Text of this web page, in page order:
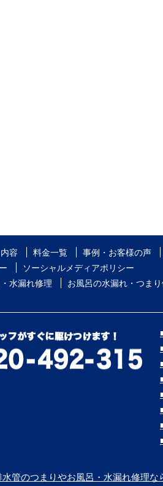
容 料金一覧 事例・お客様の声
ソーシャルメディアポリシー
水漏れ修理 お風呂の水漏れ・つま
管のつまりやお風呂・水漏れ修理な